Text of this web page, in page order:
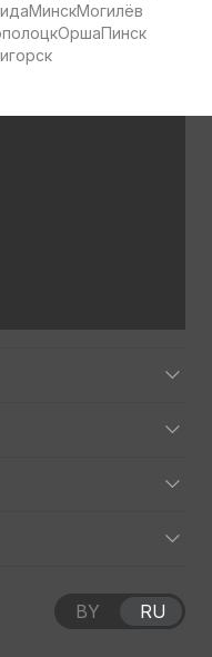
МинскМогилёв
ОршаПинск
BY RU